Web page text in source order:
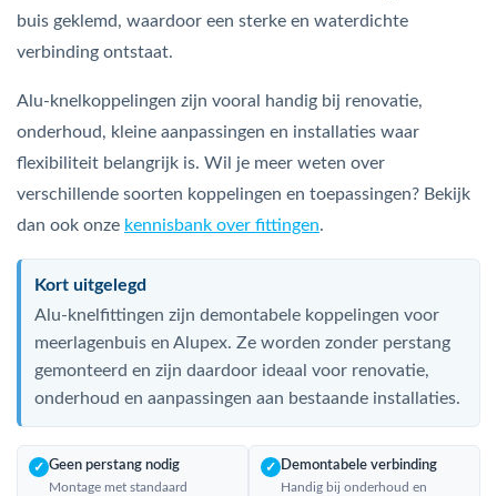
buis geklemd, waardoor een sterke en waterdichte
verbinding ontstaat.
Alu-knelkoppelingen zijn vooral handig bij renovatie,
onderhoud, kleine aanpassingen en installaties waar
flexibiliteit belangrijk is. Wil je meer weten over
verschillende soorten koppelingen en toepassingen? Bekijk
dan ook onze kennisbank over fittingen.
Kort uitgelegd
Alu-knelfittingen zijn demontabele koppelingen voor
meerlagenbuis en Alupex. Ze worden zonder perstang
gemonteerd en zijn daardoor ideaal voor renovatie,
onderhoud en aanpassingen aan bestaande installaties.
✓ Geen perstang nodig
Montage met standaard
✓ Demontabele verbinding
Handig bij onderhoud en